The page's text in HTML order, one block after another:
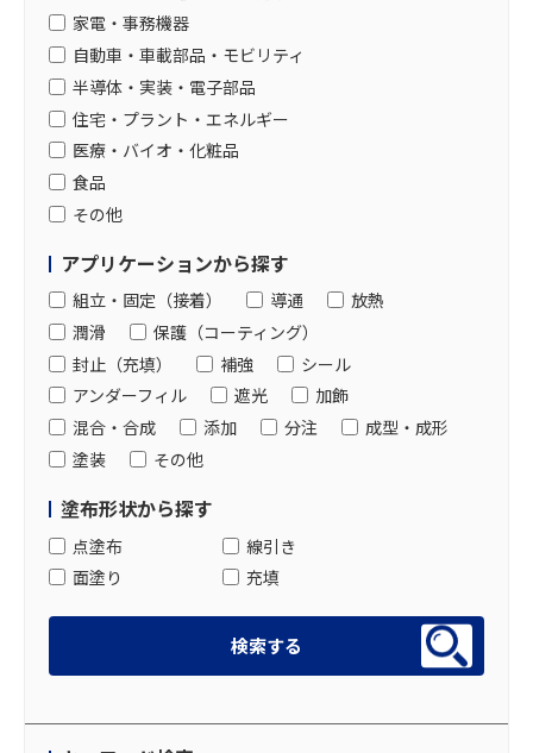
家電・事務機器
自動車・車載部品・モビリティ
半導体・実装・電子部品
住宅・プラント・エネルギー
医療・バイオ・化粧品
食品
その他
アプリケーションから探す
組立・固定（接着） 導通
放熱
潤滑
保護（コーティング）
封止（充填）
補強
シール
アンダーフィル
遮光
加飾
混合・合成
添加 分注
成型・成形
塗装
その他
塗布形状から探す
点塗布
線引き
面塗り
充填